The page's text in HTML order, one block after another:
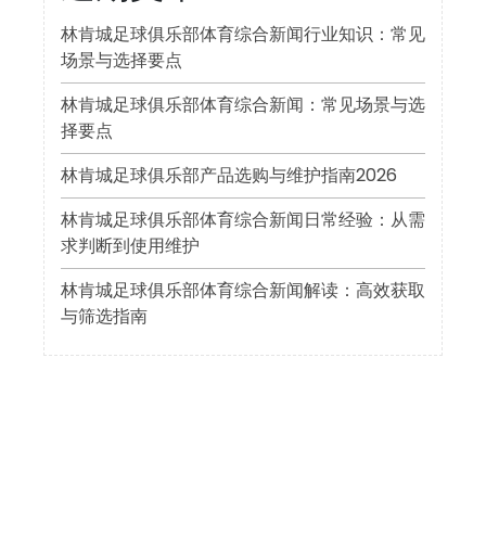
林肯城足球俱乐部体育综合新闻行业知识：常见
场景与选择要点
林肯城足球俱乐部体育综合新闻：常见场景与选
择要点
林肯城足球俱乐部产品选购与维护指南2026
林肯城足球俱乐部体育综合新闻日常经验：从需
求判断到使用维护
林肯城足球俱乐部体育综合新闻解读：高效获取
与筛选指南